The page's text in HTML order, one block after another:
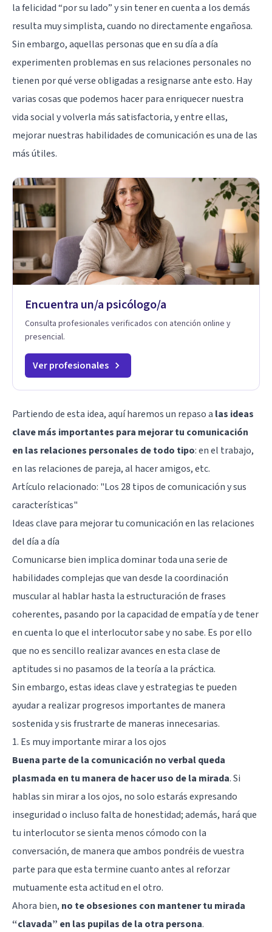
la felicidad “por su lado” y sin tener en cuenta a los demás
resulta muy simplista, cuando no directamente engañosa.
Sin embargo, aquellas personas que en su día a día
experimenten problemas en sus relaciones personales no
tienen por qué verse obligadas a resignarse ante esto. Hay
varias cosas que podemos hacer para enriquecer nuestra
vida social y volverla más satisfactoria, y entre ellas,
mejorar nuestras habilidades de comunicación es una de las
más útiles.
Encuentra un/a psicólogo/a
Consulta profesionales verificados con atención online y
presencial.
Ver profesionales
Partiendo de esta idea, aquí haremos un repaso a las ideas
clave más importantes para mejorar tu comunicación
en las relaciones personales de todo tipo: en el trabajo,
en las relaciones de pareja, al hacer amigos, etc.
Artículo relacionado: "Los 28 tipos de comunicación y sus
características"
Ideas clave para mejorar tu comunicación en las relaciones
del día a día
Comunicarse bien implica dominar toda una serie de
habilidades complejas que van desde la coordinación
muscular al hablar hasta la estructuración de frases
coherentes, pasando por la capacidad de empatía y de tener
en cuenta lo que el interlocutor sabe y no sabe. Es por ello
que no es sencillo realizar avances en esta clase de
aptitudes si no pasamos de la teoría a la práctica.
Sin embargo, estas ideas clave y estrategias te pueden
ayudar a realizar progresos importantes de manera
sostenida y sis frustrarte de maneras innecesarias.
1. Es muy importante mirar a los ojos
Buena parte de la comunicación no verbal queda
plasmada en tu manera de hacer uso de la mirada. Si
hablas sin mirar a los ojos, no solo estarás expresando
inseguridad o incluso falta de honestidad; además, hará que
tu interlocutor se sienta menos cómodo con la
conversación, de manera que ambos pondréis de vuestra
parte para que esta termine cuanto antes al reforzar
mutuamente esta actitud en el otro.
Ahora bien, no te obsesiones con mantener tu mirada
“clavada” en las pupilas de la otra persona.